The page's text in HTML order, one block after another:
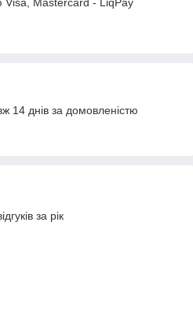
Visa, Mastercard - LiqPay
14 днів за домовленістю
за рік